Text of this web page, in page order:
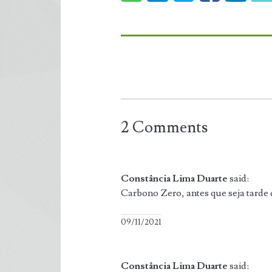
2 Comments
Constância Lima Duarte said:
Carbono Zero, antes que seja tarde
09/11/2021
Constância Lima Duarte said: